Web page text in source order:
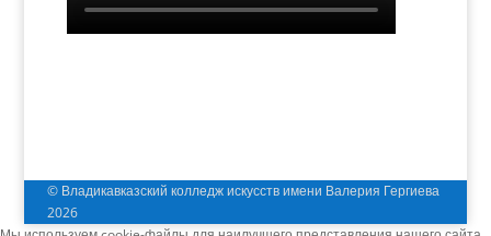
© Владикавказский колледж искусств имени Валерия Гергиева
2026